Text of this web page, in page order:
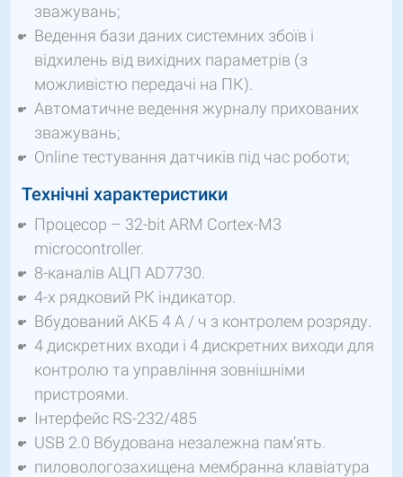
зважувань;
Ведення бази даних системних збоїв і
відхилень від вихідних параметрів (з
можливістю передачі на ПК).
Автоматичне ведення журналу прихованих
зважувань;
Online тестування датчиків під час роботи;
Технічні характеристики
Процесор – 32-bit ARM Cortex-M3
microcontroller.
8-каналів АЦП AD7730.
4-х рядковий РК індикатор.
Вбудований АКБ 4 А / ч з контролем розряду.
4 дискретних входи і 4 дискретних виходи для
контролю та управління зовнішніми
пристроями.
Інтерфейс RS-232/485
USB 2.0 Вбудована незалежна пам’ять.
пиловологозахищена мембранна клавіатура